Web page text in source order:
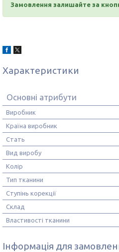
Замовлення залишайте за
Характеристики
Основні атрибути
Виробник
Країна виробник
Стать
Вид виробу
Колір
Тип тканини
Ступінь корекції
Склад
Властивості тканини
Інформація для